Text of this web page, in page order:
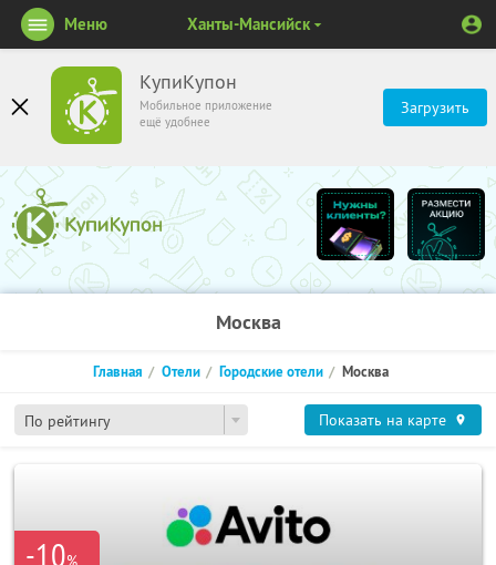
КупиКупон
Мобильное приложение
ещё удобнее
Загрузить
Меню Ханты-Мансийск
Москва
По рейтингу
Главная Отели Городские отели Москва
Показать на карте
-10%